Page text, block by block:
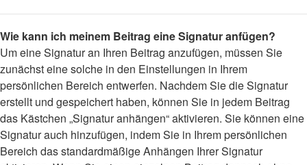
Wie kann ich meinem Beitrag eine Signatur anfügen?
Um eine Signatur an Ihren Beitrag anzufügen, müssen Sie
zunächst eine solche in den Einstellungen in Ihrem
persönlichen Bereich entwerfen. Nachdem Sie die Signatur
erstellt und gespeichert haben, können Sie in jedem Beitrag
das Kästchen „Signatur anhängen“ aktivieren. Sie können eine
Signatur auch hinzufügen, indem Sie in Ihrem persönlichen
Bereich das standardmäßige Anhängen Ihrer Signatur